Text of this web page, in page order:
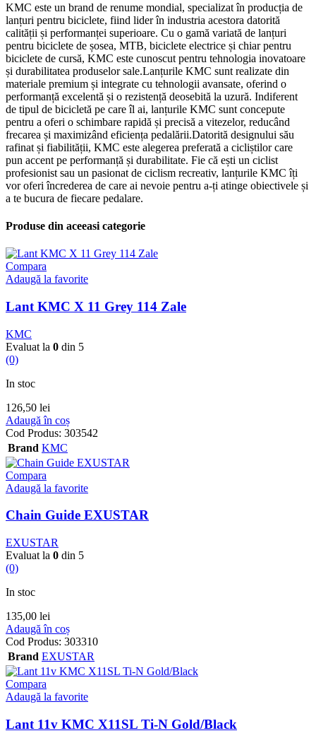
KMC este un brand de renume mondial, specializat în producția de
lanțuri pentru biciclete, fiind lider în industria acestora datorită
calității și performanței superioare. Cu o gamă variată de lanțuri
pentru biciclete de șosea, MTB, biciclete electrice și chiar pentru
biciclete de cursă, KMC este cunoscut pentru tehnologia inovatoare
și durabilitatea produselor sale.Lanțurile KMC sunt realizate din
materiale premium și integrate cu tehnologii avansate, oferind o
performanță excelentă și o rezistență deosebită la uzură. Indiferent
de tipul de bicicletă pe care îl ai, lanțurile KMC sunt concepute
pentru a oferi o schimbare rapidă și precisă a vitezelor, reducând
frecarea și maximizând eficiența pedalării.Datorită designului său
rafinat și fiabilității, KMC este alegerea preferată a cicliștilor care
pun accent pe performanță și durabilitate. Fie că ești un ciclist
profesionist sau un pasionat de ciclism recreativ, lanțurile KMC îți
vor oferi încrederea de care ai nevoie pentru a-ți atinge obiectivele și
a te bucura de fiecare pedalare.
Produse din aceeasi categorie
Compara
Adaugă la favorite
Lant KMC X 11 Grey 114 Zale
KMC
Evaluat la 0 din 5
(0)
In stoc
126,50 lei
Adaugă în coș
Cod Produs: 303542
Brand KMC
Compara
Adaugă la favorite
Chain Guide EXUSTAR
EXUSTAR
Evaluat la 0 din 5
(0)
In stoc
135,00 lei
Adaugă în coș
Cod Produs: 303310
Brand EXUSTAR
Compara
Adaugă la favorite
Lant 11v KMC X11SL Ti-N Gold/Black